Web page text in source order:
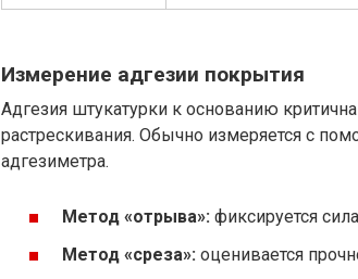
Измерение адгезии покрытия
Адгезия штукатурки к основанию
растрескивания. Обычно измеряется с
адгезиметра.
Метод «отрыва»: фиксируется
Метод «среза»: оценивается